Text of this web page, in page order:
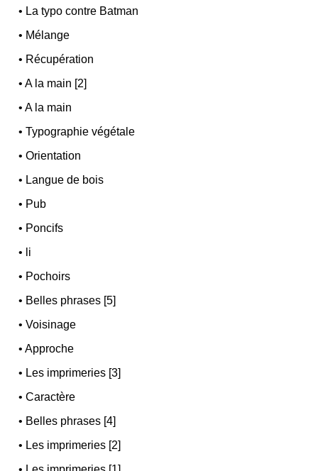
• La typo contre Batman
• Mélange
• Récupération
•A la main [2]
•A la main
•Typographie végétale
•Orientation
• Langue de bois
• Pub
• Poncifs
• li
• Pochoirs
• Belles phrases [5]
•Voisinage
•Approche
• Les imprimeries [3]
•Caractère
• Belles phrases [4]
• Les imprimeries [2]